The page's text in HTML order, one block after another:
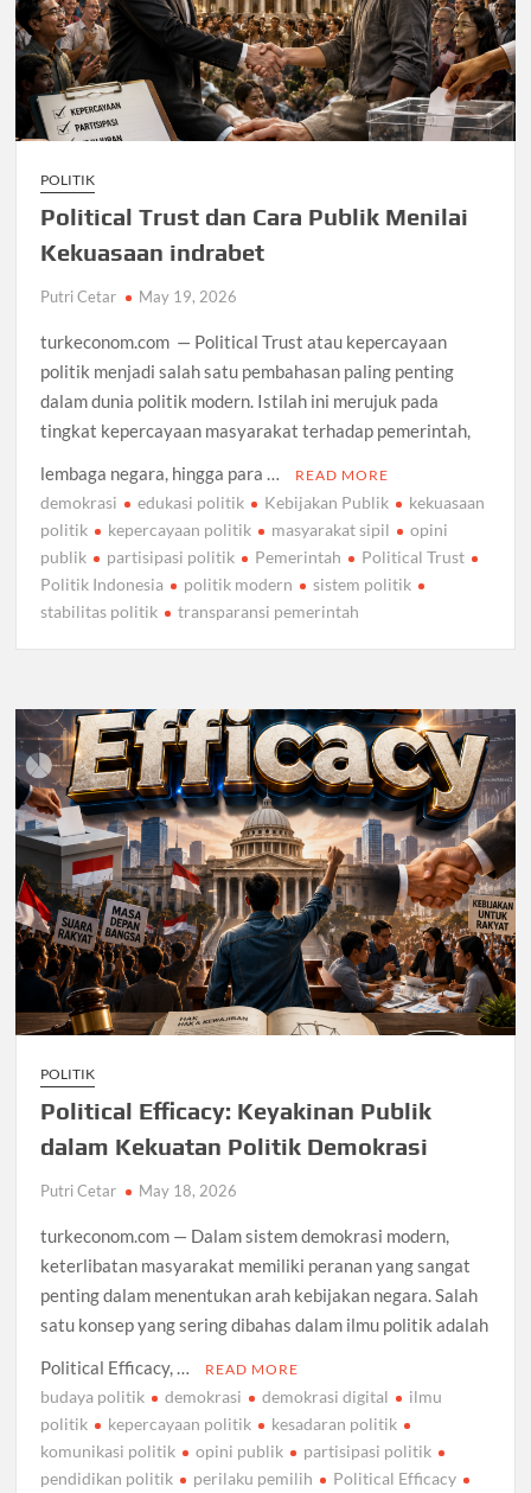
POLITIK
Political Trust dan Cara Publik Menilai
Kekuasaan indrabet
Putri Cetar May 19, 2026
turkeconom.com — Political Trust atau kepercayaan
politik menjadi salah satu pembahasan paling penting
dalam dunia politik modern. Istilah ini merujuk pada
tingkat kepercayaan masyarakat terhadap pemerintah,
lembaga negara, hingga para …
READ MORE
demokrasi edukasi politik Kebijakan Publik
kekuasaan
politik
kepercayaan politik masyarakat sipil
opini
publik
partisipasi politik Pemerintah
Political Trust
Politik Indonesia
politik modern
sistem politik
stabilitas politik
transparansi pemerintah
POLITIK
Political Efficacy: Keyakinan Publik
dalam Kekuatan Politik Demokrasi
Putri Cetar May 18, 2026
turkeconom.com — Dalam sistem demokrasi modern,
keterlibatan masyarakat memiliki peranan yang sangat
penting dalam menentukan arah kebijakan negara. Salah
satu konsep yang sering dibahas dalam ilmu politik adalah
Political Efficacy, …
READ MORE
budaya politik demokrasi demokrasi digital
ilmu
politik
kepercayaan politik
kesadaran politik
komunikasi politik
opini publik
partisipasi politik
pendidikan politik
perilaku pemilih Political Efficacy